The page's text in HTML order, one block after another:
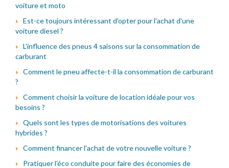
voiture et moto
Est-ce toujours intéressant d'opter pour l'achat d'une
voiture diesel ?
L'influence des pneus 4 saisons sur la consommation de
carburant
Comment le pneu affecte-t-il la consommation de carburant
?
Comment choisir la voiture de location idéale pour vos
besoins ?
Quels sont les types de motorisations des voitures
hybrides ?
Comment financer l'achat de votre nouvelle voiture ?
Pratiquer l'éco conduite pour faire des économies de